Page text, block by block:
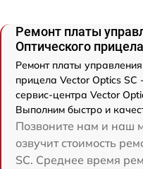
Ремонт платы
Оптического
Ремонт платы
прицела Vector Optics
сервис-центра Vector
Выполним быстро и
Позвоните нам и наш
озвучит стоимость
SC. Среднее время